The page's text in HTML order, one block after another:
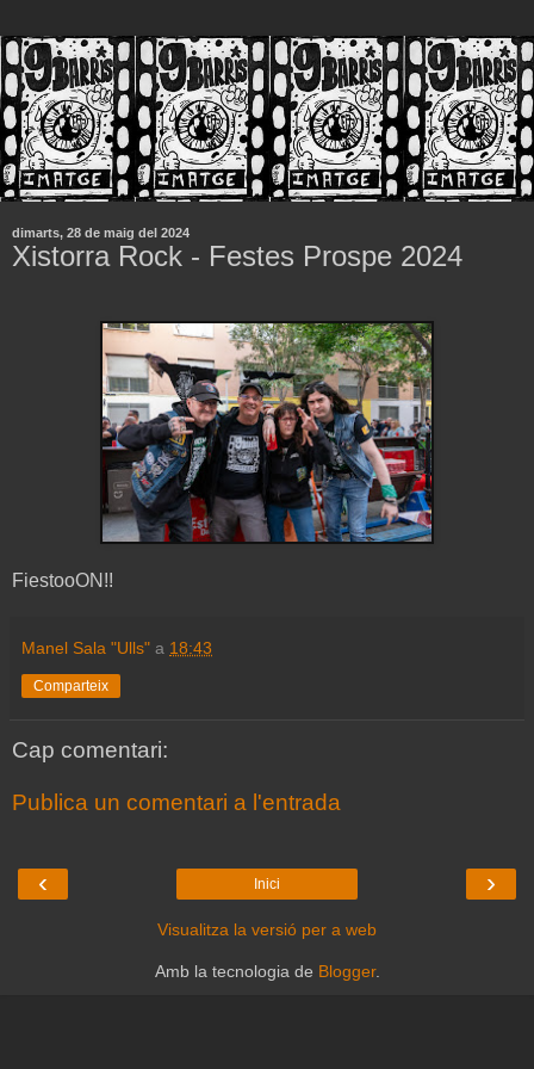
dimarts, 28 de maig del 2024
Xistorra Rock - Festes Prospe 2024
FiestooON!!
Manel Sala "Ulls" a 18:43
Comparteix
Cap comentari:
Publica un comentari a l'entrada
‹ ›
Inici
Visualitza la versió per a web
Amb la tecnologia de Blogger.